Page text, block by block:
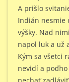
A prišlo
Indián nesmie
výšky. Nad
napol luk a už
Kým sa všetci
nevidí a